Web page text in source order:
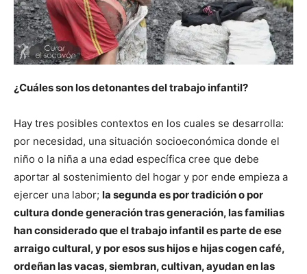
¿Cuáles son los detonantes del trabajo infantil?
Hay tres posibles contextos en los cuales se desarrolla:
por necesidad, una situación socioeconómica donde el
niño o la niña a una edad específica cree que debe
aportar al sostenimiento del hogar y por ende empieza a
ejercer una labor; la segunda es por tradición o por
cultura donde generación tras generación, las familias
han considerado que el trabajo infantil es parte de ese
arraigo cultural, y por esos sus hijos e hijas cogen café,
ordeñan las vacas, siembran, cultivan, ayudan en las